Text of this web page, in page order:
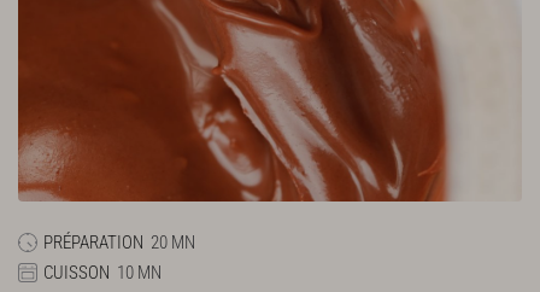
PRÉPARATION 20 MN
CUISSON 10 MN